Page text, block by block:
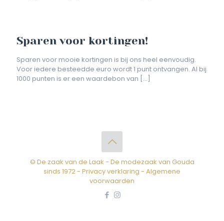
Sparen voor kortingen!
Sparen voor mooie kortingen is bij ons heel eenvoudig.
Voor iedere besteedde euro wordt 1 punt ontvangen. Al bij
1000 punten is er een waardebon van […]
© De zaak van de Laak - De modezaak van Gouda
sinds 1972 - Privacy verklaring - Algemene
voorwaarden